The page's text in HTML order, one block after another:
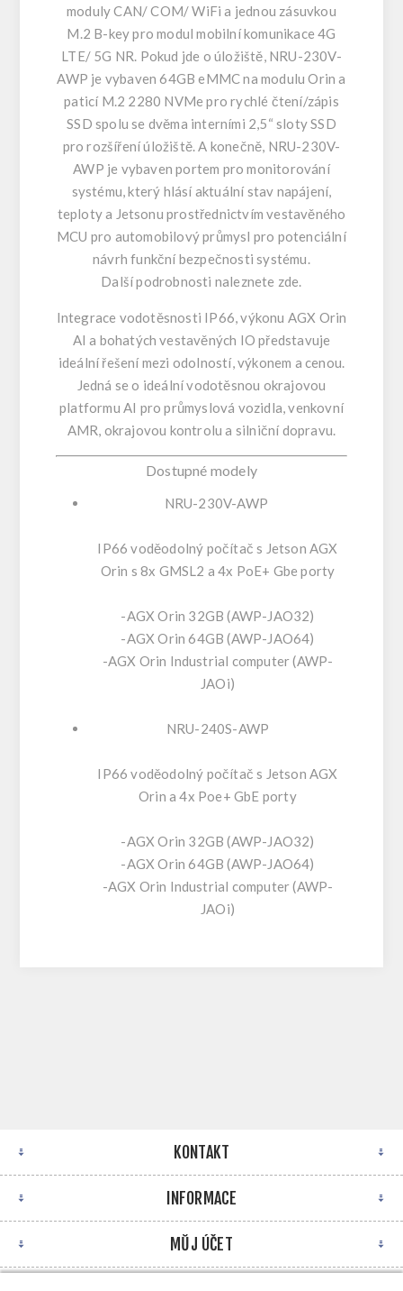
moduly CAN/ COM/ WiFi a jednou zásuvkou
M.2 B-key pro modul mobilní komunikace 4G
LTE/ 5G NR. Pokud jde o úložiště, NRU-230V-
AWP je vybaven 64GB eMMC na modulu Orin a
paticí M.2 2280 NVMe pro rychlé čtení/zápis
SSD spolu se dvěma interními 2,5“ sloty SSD
pro rozšíření úložiště. A konečně, NRU-230V-
AWP je vybaven portem pro monitorování
systému, který hlásí aktuální stav napájení,
teploty a Jetsonu prostřednictvím vestavěného
MCU pro automobilový průmysl pro potenciální
návrh funkční bezpečnosti systému.
Další podrobnosti naleznete zde.
Integrace vodotěsnosti IP66, výkonu AGX Orin
AI a bohatých vestavěných IO představuje
ideální řešení mezi odolností, výkonem a cenou.
Jedná se o ideální vodotěsnou okrajovou
platformu AI pro průmyslová vozidla, venkovní
AMR, okrajovou kontrolu a silniční dopravu.
Dostupné modely
NRU-230V-AWP
IP66 voděodolný počítač s Jetson AGX
Orin s 8x GMSL2 a 4x PoE+ Gbe porty
-AGX Orin 32GB (AWP-JAO32)
-AGX Orin 64GB (AWP-JAO64)
-AGX Orin Industrial computer (AWP-
JAOi)
NRU-240S-AWP
IP66 voděodolný počítač s Jetson AGX
Orin a 4x Poe+ GbE porty
-AGX Orin 32GB (AWP-JAO32)
-AGX Orin 64GB (AWP-JAO64)
-AGX Orin Industrial computer (AWP-
JAOi)
KONTAKT
INFORMACE
MŮJ ÚČET